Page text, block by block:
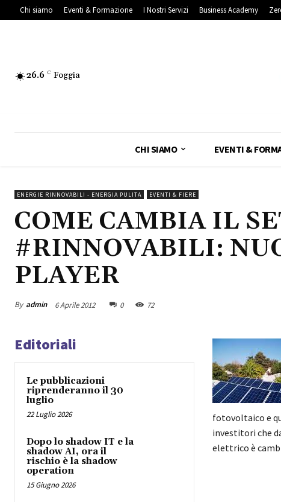
Chi siamo Eventi & Formazione I Nostri Servizi Business Academy
26.6 C Foggia
CHI SIAMO EVENTI &
ENERGIE RINNOVABILI - ENERGIA PULITA EVENTI & FIERE
COME CAMBIA IL
#RINNOVABILI:
PLAYER
By admin 6 Aprile 2012 0 72
Editoriali
Le pubblicazioni
riprenderanno il 30
luglio
22 Luglio 2026
Dopo lo shadow IT e la
shadow AI, ora il
rischio è la shadow
operation
15 Giugno 2026
fotovoltaico e
investitori che
elettrico è